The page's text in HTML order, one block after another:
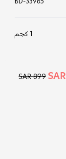
1 كجم
899 SAR